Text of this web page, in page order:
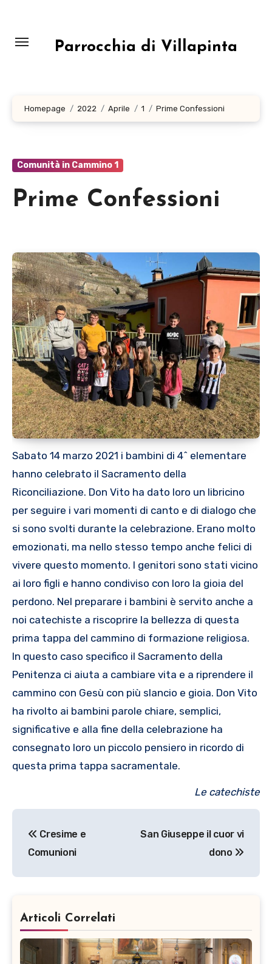
contenuto
Parrocchia di Villapinta
Homepage 2022 Aprile 1 Prime Confessioni
Comunità in Cammino 1
Prime Confessioni
Sabato 14 marzo 2021 i bambini di 4^ elementare
hanno celebrato il Sacramento della
Riconciliazione. Don Vito ha dato loro un libricino
per seguire i vari momenti di canto e di dialogo che
si sono svolti durante la celebrazione. Erano molto
emozionati, ma nello stesso tempo anche felici di
vivere questo momento. I genitori sono stati vicino
ai loro figli e hanno condiviso con loro la gioia del
perdono. Nel preparare i bambini è servito anche a
noi catechiste a riscoprire la bellezza di questa
prima tappa del cammino di formazione religiosa.
In questo caso specifico il Sacramento della
Penitenza ci aiuta a cambiare vita e a riprendere il
cammino con Gesù con più slancio e gioia. Don Vito
ha rivolto ai bambini parole chiare, semplici,
significative e alla fine della celebrazione ha
consegnato loro un piccolo pensiero in ricordo di
questa prima tappa sacramentale.
Le catechiste
articoli
Cresime e
Comunioni
San Giuseppe il cuor vi
dono
Articoli Correlati